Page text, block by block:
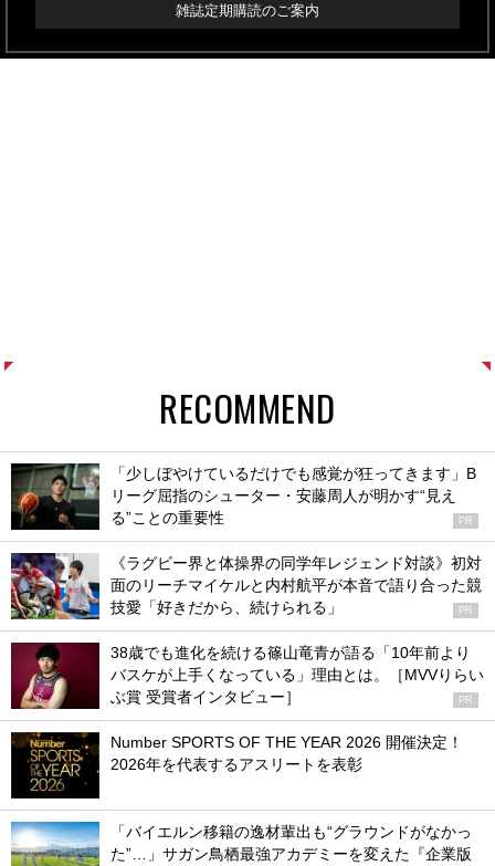
雑誌定期購読のご案内
RECOMMEND
「少しぼやけているだけでも感覚が狂ってきます」B
リーグ屈指のシューター・安藤周人が明かす“見え
る”ことの重要性
PR
《ラグビー界と体操界の同学年レジェンド対談》初対
面のリーチマイケルと内村航平が本音で語り合った競
技愛「好きだから、続けられる」
PR
38歳でも進化を続ける篠山竜青が語る「10年前より
バスケが上手くなっている」理由とは。［MVVりらい
ぶ賞 受賞者インタビュー］
PR
Number SPORTS OF THE YEAR 2026 開催決定！
2026年を代表するアスリートを表彰
「バイエルン移籍の逸材輩出も“グラウンドがなかっ
た”…」サガン鳥栖最強アカデミーを変えた『企業版